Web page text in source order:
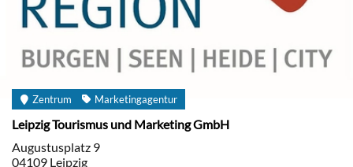
Zentrum Marketingagentur
Leipzig Tourismus und Marketing GmbH
Augustusplatz 9
04109 Leipzig